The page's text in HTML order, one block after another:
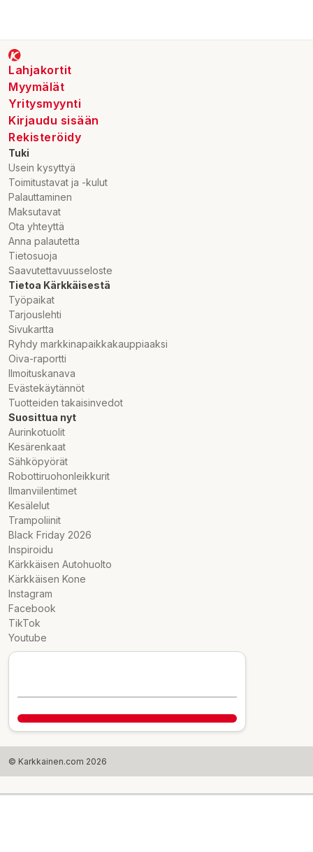
Lahjakortit
Myymälät
Yritysmyynti
Kirjaudu sisään
Rekisteröidy
Tuki
Usein kysyttyä
Toimitustavat ja -kulut
Palauttaminen
Maksutavat
Ota yhteyttä
Anna palautetta
Tietosuoja
Saavutettavuusseloste
Tietoa Kärkkäisestä
Työpaikat
Tarjouslehti
Sivukartta
Ryhdy markkinapaikkakauppiaaksi
Oiva-raportti
Ilmoituskanava
Evästekäytännöt
Tuotteiden takaisinvedot
Suosittua nyt
Aurinkotuolit
Kesärenkaat
Sähköpyörät
Robottiruohonleikkurit
Ilmanviilentimet
Kesälelut
Trampoliinit
Black Friday 2026
Inspiroidu
Kärkkäisen Autohuolto
Kärkkäisen Kone
Instagram
Facebook
TikTok
Youtube
© Karkkainen.com 2026